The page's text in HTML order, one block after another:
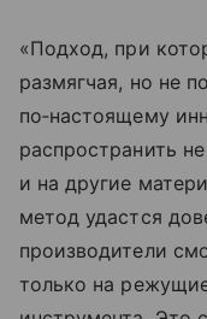
«Подход, при
размягчая, но не
по‑настоящему
распространить
и на другие
метод удастся
производители
только на